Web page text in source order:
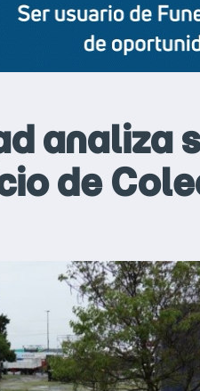
analiza
de